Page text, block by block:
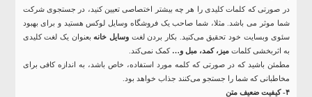
در صورتی که کلمات کلیدی را هر چه بیشتر اختصاصی تعیین کنید، در جستجوی شرکت
شما موثر می باشد. مثلا، شما صاحب یک فروشگاه وسایل لوکس هستید و برای بهبود
سئوی وبسایت خود تحقیق می‏‌کنید. بکار بردن لغتوسایل خانهبعنوان یک لغت کلیدی
به اثربخشی کلماتمیز، کمد، مبل و… کمک نمی‌کند.
مطمئن باشید که در صورتی که کلمه مورد استفاده، خاص باشد، به اندازه کافی برای
مخاطبانی که شما را جستجو می‏‌کنند جذاب خواهد بود.
۴- کیفیت ضعیف متن